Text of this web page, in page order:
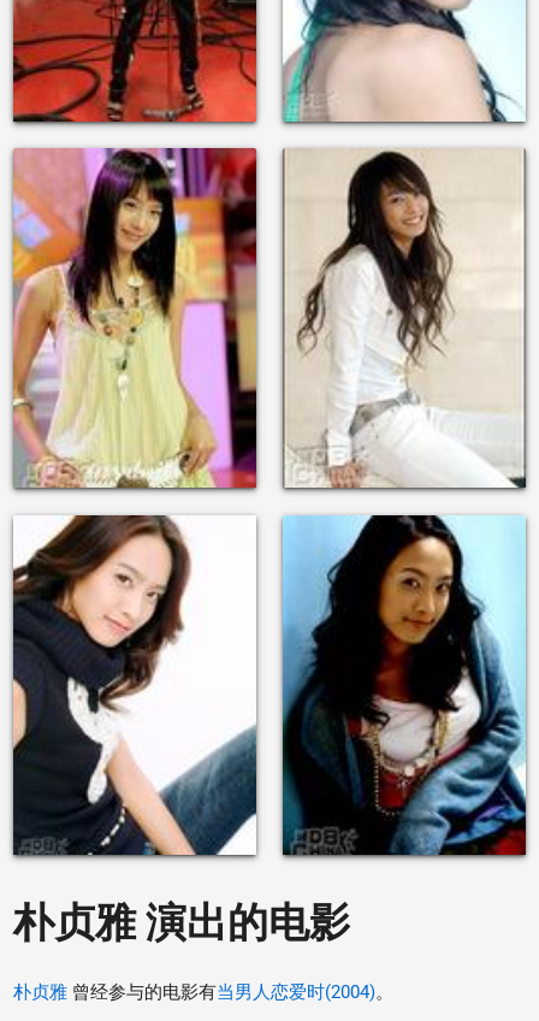
朴贞雅 演出的电影
朴贞雅 曾经参与的电影有当男人恋爱时(2004)。